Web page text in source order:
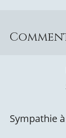
Sympathie